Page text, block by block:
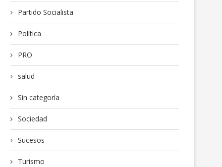
Partido Socialista
Política
PRO
salud
Sin categoría
Sociedad
Sucesos
Turismo